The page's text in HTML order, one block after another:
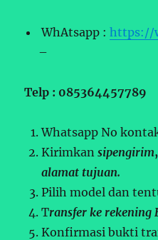
WhAtsapp :https://
–
Telp : 085364457789
Whatsapp No
Kirimkansipengirim
alamat tujuan.
Pilih model dan
Transfer ke rekening
Konfirmasi bukti